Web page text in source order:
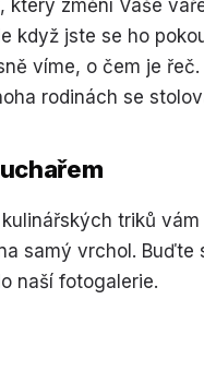
který změní Vaše
když jste se ho
víme, o čem je
rodinách se
triků
samý vrchol.
naší fotogalerie.